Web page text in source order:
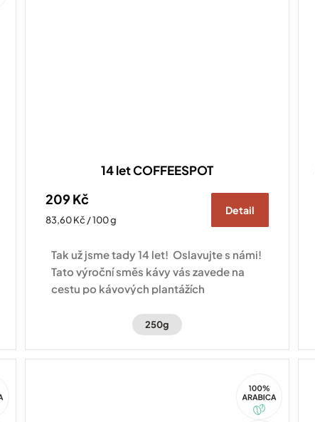
14 let COFFEESPOT
209 Kč
Měrná
83,60 Kč / 100 g
Detail
Tak už jsme tady 14 let! Oslavujte s námi!
Tato výroční směs kávy vás zavede na
cestu po kávových plantážích
250g
Arabica